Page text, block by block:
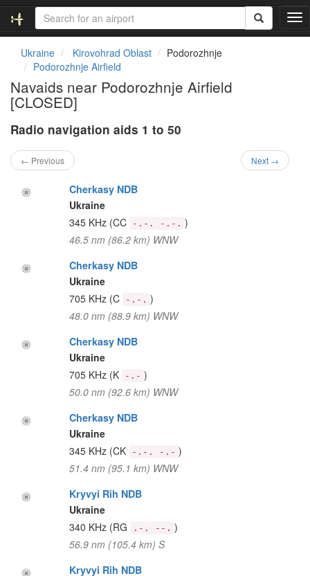
T
o
Ukraine Kirovohrad Oblast
Podorozhnje
Podorozhnje Airfield
Navaids near Podorozhnje Airfield
[CLOSED]
Radio navigation aids 1 to 50
← Previous Next →
Cherkasy NDB
Ukraine
345 KHz (CC -.-. -.-. )
46.5 nm (86.2 km) WNW
Cherkasy NDB
Ukraine
705 KHz (C -.-. )
48.0 nm (88.9 km) WNW
Cherkasy NDB
Ukraine
705 KHz (K -.- )
50.0 nm (92.6 km) WNW
Cherkasy NDB
Ukraine
345 KHz (CK -.-. -.- )
51.4 nm (95.1 km) WNW
Kryvyi Rih NDB
Ukraine
340 KHz (RG .-. --. )
56.9 nm (105.4 km) S
Kryvyi Rih NDB